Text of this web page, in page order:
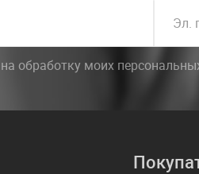
Эл.
обработку моих